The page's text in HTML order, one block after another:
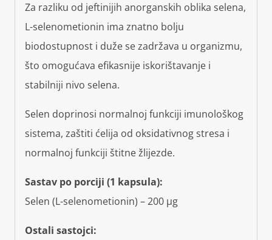
Za razliku od jeftinijih anorganskih oblika selena,
L-selenometionin ima znatno bolju
biodostupnost i duže se zadržava u organizmu,
što omogućava efikasnije iskorištavanje i
stabilniji nivo selena.
Selen doprinosi normalnoj funkciji imunološkog
sistema, zaštiti ćelija od oksidativnog stresa i
normalnoj funkciji štitne žlijezde.
Sastav po porciji (1 kapsula):
Selen (L-selenometionin) – 200 µg
Ostali sastojci: